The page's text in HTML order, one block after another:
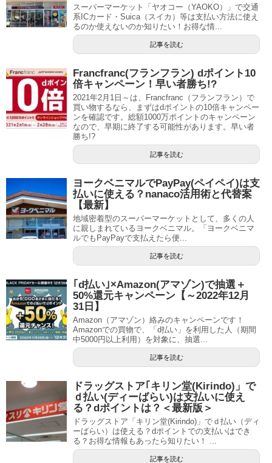
スーパーマーケット「ヤオコー（YAOKO）」で交通
系ICカード・Suica（スイカ）等は支払い方法に使え
るのか使えないのか知りたい！お得な情...
記事を読む
Francfranc(フランフラン) dポイント10
倍キャンペーン！早い者勝ち!?
2021年2月1日～は、Francfranc（フランフラン）で
買い物するなら、まずはdポイントの10倍キャンペー
ンを確認です。総額1000万ポイントのキャンペーン
なので、早期に終了する可能性があります。早い者
勝ち!?
記事を読む
ヨークベニマルでPayPay(ペイペイ)は支
払いに使える？nanaco活用術と代替案
【最新】
地域密着型のスーパーマーケットとして、多くの人
に親しまれているヨークベニマル。「ヨークベニマ
ルでもPayPayで支払えたら便...
記事を読む
｢d払い｣×Amazon(アマゾン)で抽選＋
50%還元キャンペーン【～2022年12月
31日】
Amazon（アマゾン）絡みのキャンペーンです！
Amazonでの買物で、「d払い」を利用した人（期間
中5000円以上利用）を対象に、抽選...
記事を読む
ドラッグストア｢キリン堂(Kirindo)」で
ｄ払い(ディーばらい)は支払いに使え
る？dポイントは？＜最新版＞
ドラッグストア「キリン堂(Kirindo)」でｄ払い（ディ
ーばらい）は使える？dポイントでの支払いはでき
る？お得な情報もあったら知りたい！ ...
記事を読む